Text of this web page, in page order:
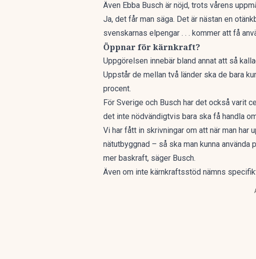
Även Ebba Busch är nöjd, trots vårens
Ja, det får man säga. Det är nästan en
svenskarnas elpengar . . . kommer att få
Öppnar för kärnkraft?
Uppgörelsen innebär bland annat att så
Uppstår de mellan två länder ska de bara
procent.
För Sverige och Busch har det också varit
det inte nödvändigtvis bara ska få handla
Vi har fått in skrivningar om att när man
nätutbyggnad – så ska man kunna
mer baskraft, säger Busch.
Även om inte kärnkraftsstöd nämns